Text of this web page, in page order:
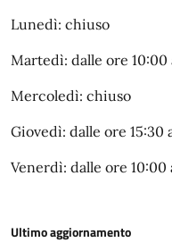
Lunedì: chiuso
Martedì: dalle ore 10:00
Mercoledì: chiuso
Giovedì: dalle ore 15:30
Venerdì: dalle ore 10:00
Ultimo aggiornamento